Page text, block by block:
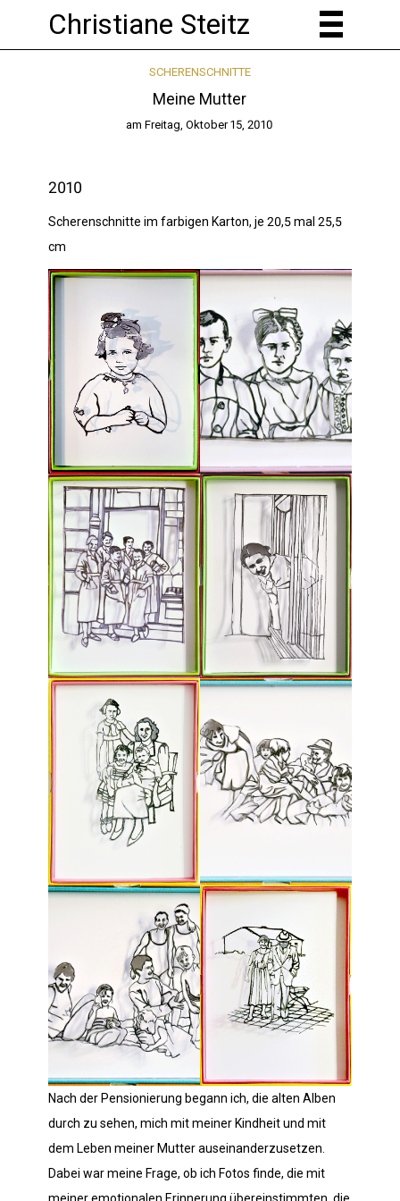
Christiane Steitz
SCHERENSCHNITTE
Meine Mutter
amFreitag, Oktober 15, 2010
2010
Scherenschnitte im farbigen Karton, je 20,5 mal 25,5
cm
Nach der Pensionierung begann ich, die alten Alben
durch zu sehen, mich mit meiner Kindheit und mit
dem Leben meiner Mutter auseinanderzusetzen.
Dabei war meine Frage, ob ich Fotos finde, die mit